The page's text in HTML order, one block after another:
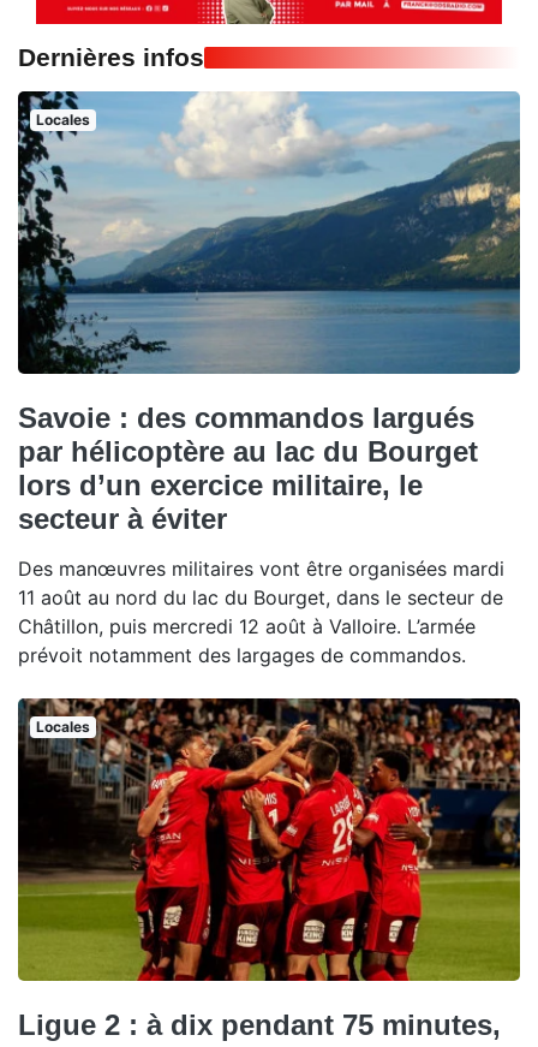
Dernières infos
Locales
Savoie : des commandos largués
par hélicoptère au lac du Bourget
lors d’un exercice militaire, le
secteur à éviter
Des manœuvres militaires vont être organisées mardi
11 août au nord du lac du Bourget, dans le secteur de
Châtillon, puis mercredi 12 août à Valloire. L’armée
prévoit notamment des largages de commandos.
Locales
Ligue 2 : à dix pendant 75 minutes,